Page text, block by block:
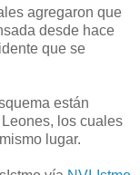
agregaron que
desde hace
que se
están
los cuales
lugar.